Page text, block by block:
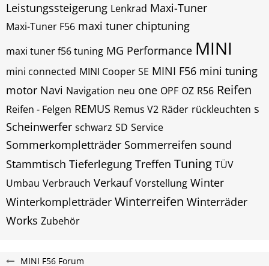
Leistungssteigerung Lenkrad Maxi-Tuner
Maxi-Tuner F56 maxi tuner chiptuning
maxi tuner f56 tuning MG Performance MINI
mini connected MINI Cooper SE MINI F56 mini tuning
motor Navi Navigation neu one OPF OZ R56 Reifen
Reifen - Felgen REMUS Remus V2 Räder rückleuchten s
Scheinwerfer schwarz SD Service
Sommerkompletträder Sommerreifen sound
Stammtisch Tieferlegung Treffen Tuning TÜV
Umbau Verbrauch Verkauf Vorstellung Winter
Winterkompletträder Winterreifen Winterräder
Works Zubehör
MINI F56 Forum